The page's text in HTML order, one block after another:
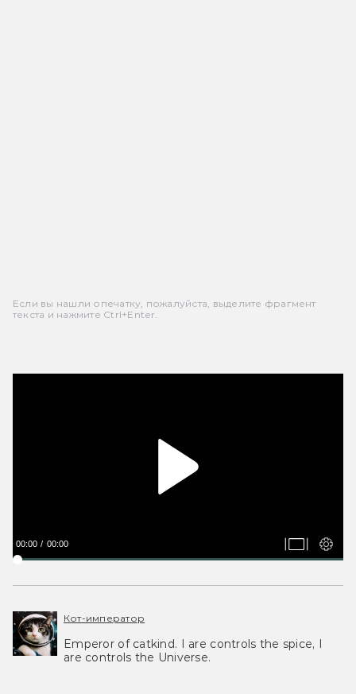
Если вы нашли опечатку, пожалуйста, выделите фрагмент
текста и нажмите Ctrl+Enter.
00:00 00:00
Кот-император
Emperor of catkind. I are controls the spice, I
are controls the Universe.